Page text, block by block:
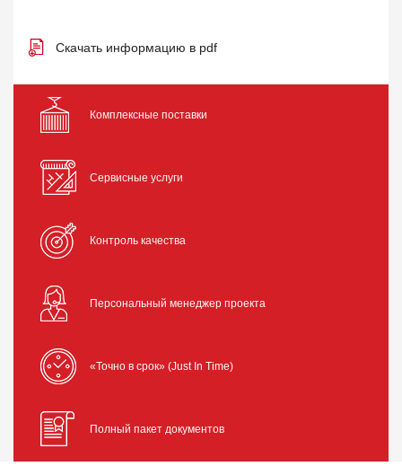
Скачать информацию в pdf
Комплексные поставки
Сервисные услуги
Контроль качества
Персональный менеджер проекта
«Точно в срок» (Just In Time)
Полный пакет документов